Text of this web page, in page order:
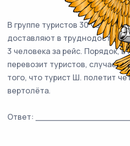
В группе туристов 30
доставляют в
3 человека за рейс. Порядок,
перевозит туристов, случаен.
того, что турист Ш. полетит
вертолёта.
Ответ: